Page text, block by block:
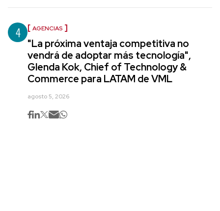
4 AGENCIAS
"La próxima ventaja competitiva no
vendrá de adoptar más tecnología",
Glenda Kok, Chief of Technology &
Commerce para LATAM de VML
agosto 5, 2026